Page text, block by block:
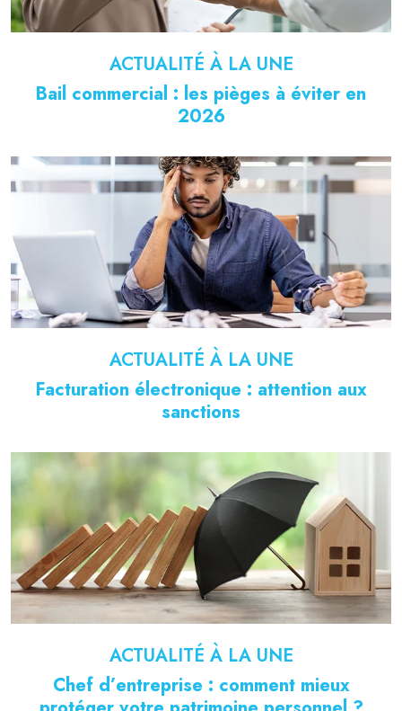
ACTUALITÉ À LA UNE
Bail commercial : les pièges à éviter en
2026
ACTUALITÉ À LA UNE
Facturation électronique : attention aux
sanctions
ACTUALITÉ À LA UNE
Chef d’entreprise : comment mieux